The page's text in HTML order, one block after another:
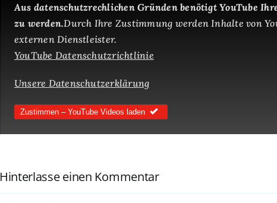
Aus datenschutzrechlichen Gründen benötigt YouTube
zu werden.Durch Ihre Zustimmung werden Inhalte von
externen Dienstleister.
YouTube Datenschutzrichtlinie
Unsere Datenschutzerklärung
Zustimmen – YouTube Videos laden
Hinterlasse einen Kommentar